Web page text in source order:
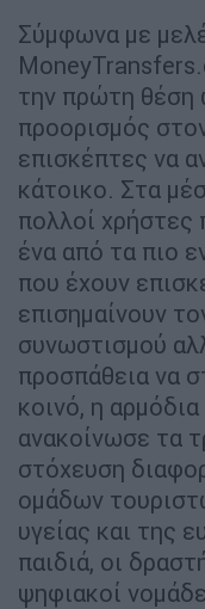
Σύμφωνα με
την πρώτη θέση
προορισμός
επισκέπτες να
κάτοικο. Στα
πολλοί
ένα από τα πιο
που έχουν
επισημαίνουν
συνωστισμού
προσπάθεια να
κοινό, η
ανακοίνωσε τα
στόχευση
ομάδων
υγείας και της
παιδιά, οι
ψηφιακοί